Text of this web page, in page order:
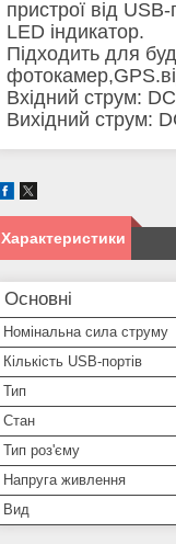
пристрої від USB-
LED індикатор.
Підходить для
Вхідний струм:
Вихідний струм:
Характеристики
Основні
Номінальна сила струму
Кількість USB-портів
Тип
Стан
Тип роз'єму
Напруга живлення
Вид